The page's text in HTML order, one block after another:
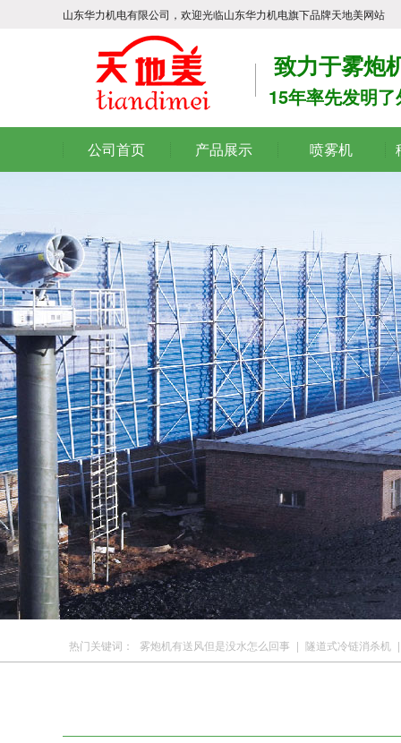
山东华力机电有限公司，欢迎光临山东华力机电旗下品牌天地美网站
致力于雾炮
15年率先发明
公司首页 产品展示 喷雾机
热门关键词： 雾炮机有送风但是没水怎么回事 | 隧道式冷链消杀机 |